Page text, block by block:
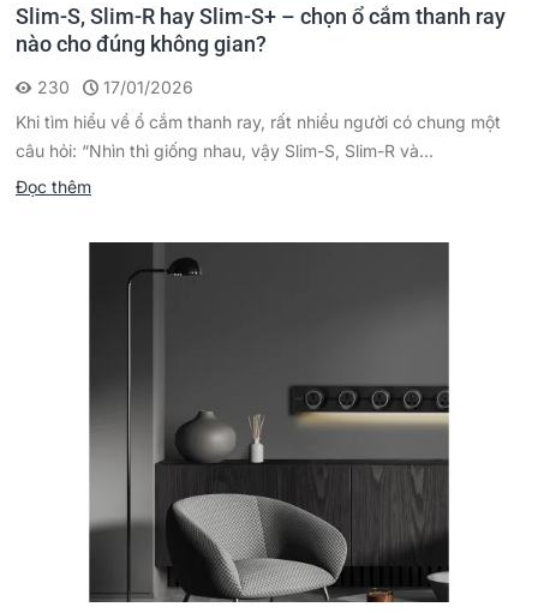
Slim-S, Slim-R hay Slim-S+ – chọn ổ cắm thanh ray
nào cho đúng không gian?
230
17/01/2026
Khi tìm hiểu về ổ cắm thanh ray, rất nhiều người có chung một
câu hỏi: “Nhìn thì giống nhau, vậy Slim-S, Slim-R và...
Đọc thêm